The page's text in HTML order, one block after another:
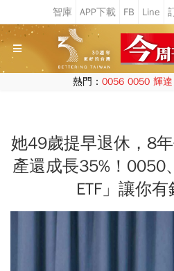
熱門： 0056 0050 輝達
她49歲提早退休，8
產還成長35%！0050
ETF」讓你